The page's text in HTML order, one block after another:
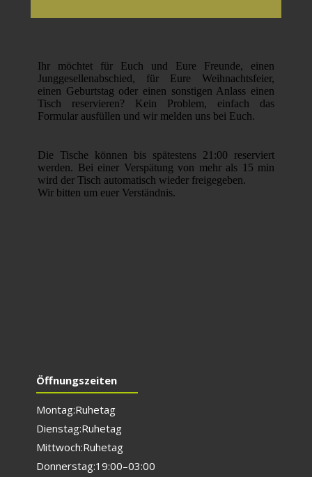
Ihr möchtet für Euch und Eure Freunde, einen
Junggesellenabschied, für Eure Weihnachtsfeier,
einen Geburtstag oder einen sonstigen Anlass einen
Tisch reservieren? Kein Problem, einfach das
Formular ausfüllen und wir melden uns bei Euch.
Die Tische können bis spätestens 21:00 reserviert
werden. Bei einer Verspätung von mehr als 15 min
wird der Tisch automatisch wieder freigegeben.
Wir bitten um euer Verständnis.
Öffnungszeiten
Montag: Ruhetag
Dienstag: Ruhetag
Mittwoch: Ruhetag
Donnerstag: 19:00 – 03:00